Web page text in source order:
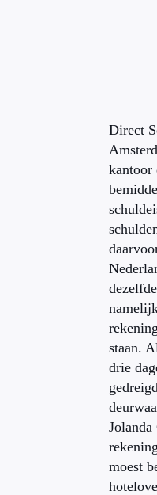
Direct
kantoor
staan.
drie
Jolanda
moest